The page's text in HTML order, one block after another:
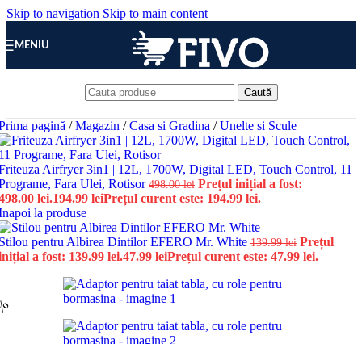
Skip to navigation Skip to main content
MENIU
Caută
pagină / Magazin / Casa si Gradina / Unelte si Scule
Airfryer 3in1 | 12L, 1700W, Digital LED, Touch Control, 11
Fara Ulei, Rotisor498.00lei Prețul inițial a fost:
lei.194.99 leiPrețul curent este: 194.99 lei.
la produse
pentru Albirea Dintilor EFERO Mr. White 139.99lei Prețul
a fost: 139.99 lei.47.99 leiPrețul curent este: 47.99 lei.